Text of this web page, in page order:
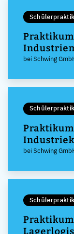
bei Schwing
bei Schwing